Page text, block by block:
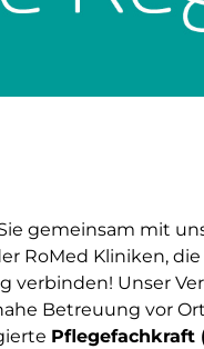
gemeinsam mit
RoMed Kliniken,
verbinden! Unser
Betreuung vor
Pflegefachkraft